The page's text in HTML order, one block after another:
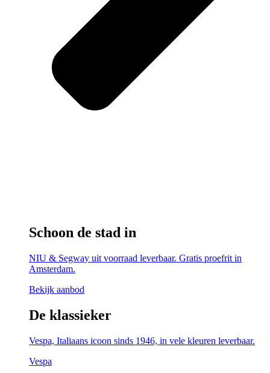
Schoon de stad in
NIU & Segway uit voorraad leverbaar. Gratis proefrit in
Amsterdam.
Bekijk aanbod
De klassieker
Vespa, Italiaans icoon sinds 1946, in vele kleuren leverbaar.
Vespa